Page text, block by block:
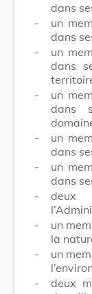
dans
-
un
dans
-
un
dans
-
un
dans
-
un
dans
-
un
dans
-
deux
-
un
la
-
un
-
deux